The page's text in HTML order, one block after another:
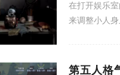
在打开娱乐
来调整小人
第五人格